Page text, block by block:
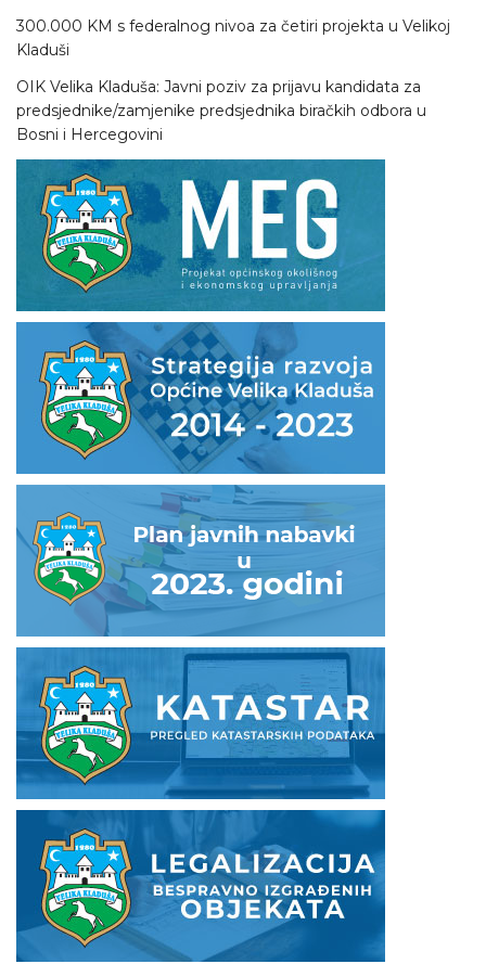
300.000 KM s federalnog nivoa za četiri projekta u Velikoj
Kladuši
OIK Velika Kladuša: Javni poziv za prijavu kandidata za
predsjednike/zamjenike predsjednika biračkih odbora u
Bosni i Hercegovini